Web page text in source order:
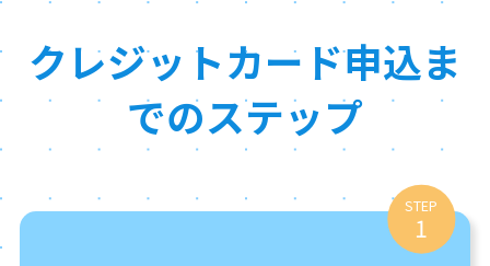
クレジットカード申込ま
でのステップ
STEP
1